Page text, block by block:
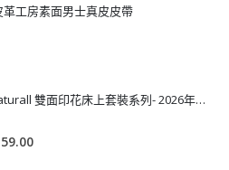
革工房素面男士真皮皮帶
[A608104]Naturall 雙面印花床上套裝系列- 2026年秋季新款
P